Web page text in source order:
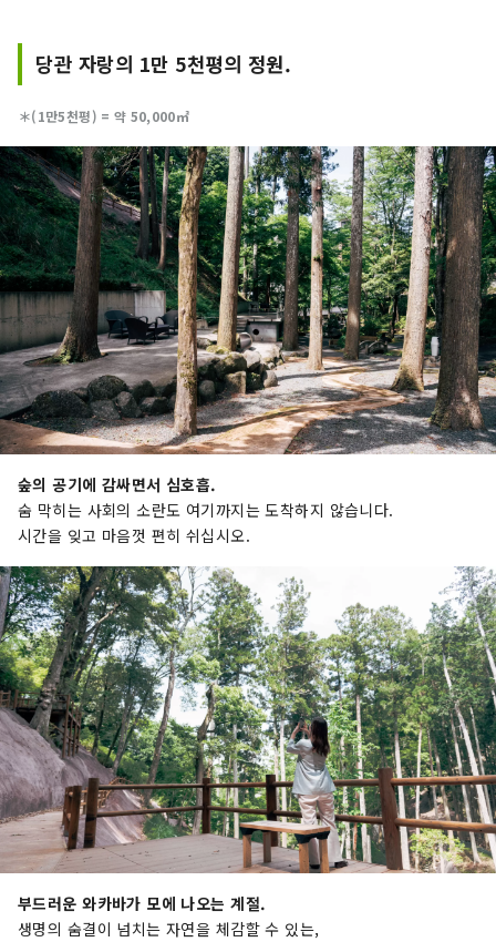
약 2시간 거리에 있어 접근성이 뛰어나 당일치기 여
행이나 주말 여행으로 이상적인 곳입니다. [표지 이
는 사진 콘테스트에서 수상한 작품입니다. 사진작
가: 오지마 히로키 제목: "빛의 눈을 색칠하다" 표
지 이미지의 무단 사용 및 복제를 금지합니다. 표지
이미지 사용에 대한 자세한 내용은 이즈시 관광정
보 웹사이트를 확인하세요.
당관 자랑의 1만 5천평의 정원.
＊(1만5천평) = 약 50,000㎡
숲의 공기에 감싸면서 심호흡.
숨 막히는 사회의 소란도 여기까지는 도착하지 않습니다.
시간을 잊고 마음껏 편히 쉬십시오.
부드러운 와카바가 모에 나오는 계절.
생명의 숨결이 넘치는 자연을 체감할 수 있는,